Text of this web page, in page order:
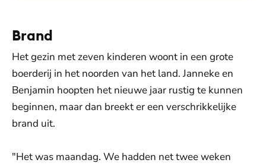
Brand
Het gezin met zeven kinderen woont in een grote
boerderij in het noorden van het land. Janneke en
Benjamin hoopten het nieuwe jaar rustig te kunnen
beginnen, maar dan breekt er een verschrikkelijke
brand uit.
"Het was maandag. We hadden net twee weken